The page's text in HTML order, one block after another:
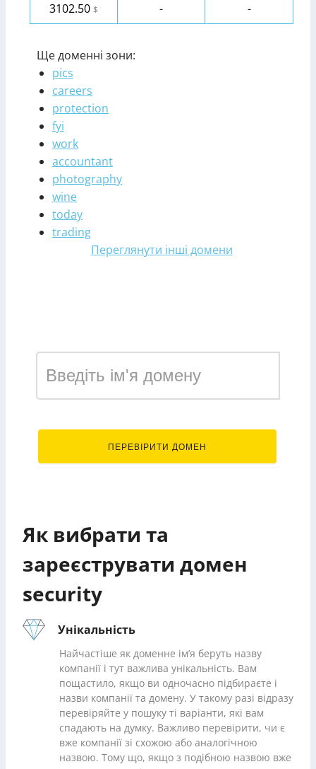
3102.50 $ - -
Ще доменні зони:
pics
careers
protection
fyi
work
accountant
photography
wine
today
trading
Переглянути інші домени
ПЕРЕВІРИТИ ДОМЕН
Як вибрати та
зареєструвати домен
security
Унікальність
Найчастіше як доменне ім’я беруть назву
компанії і тут важлива унікальність. Вам
пощастило, якщо ви одночасно підбираєте і
назви компанії та домену. У такому разі відразу
перевіряйте у пошуку ті варіанти, які вам
спадають на думку. Важливо перевірити, чи є
вже компанії зі схожою або аналогічною
назвою. Тому що, якщо з подібною назвою вже